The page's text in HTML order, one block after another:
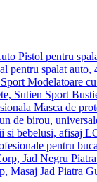
Pistol pentru
pentru spalat
Modelatoare
Masca de
de birou,
si bebelusi, afisaj
pentru
Piatra